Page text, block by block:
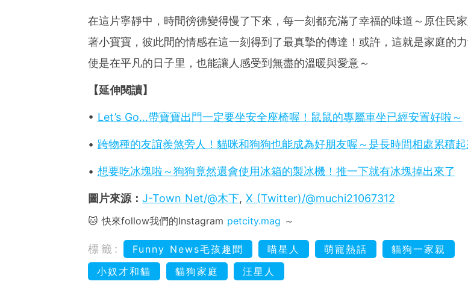
在這片寧靜中，時間徬彿變得慢了下來，每一刻都充滿了幸福的味道～原住民
著小寶寶，彼此間的情感在這一刻得到了最真摯的傳達！或許，這就是家庭的
使是在平凡的日子里，也能讓人感受到無盡的溫暖與愛意～
【延伸閱讀】
• Let’s Go…帶寶寶出門一定要坐安全座椅喔！鼠鼠的專屬車坐已經安置好啦～
• 跨物種的友誼羨煞旁人！貓咪和狗狗也能成為好朋友喔～是長時間相處累積
• 想要吃冰塊啦～狗狗竟然還會使用冰箱的製冰機！推一下就有冰塊掉出來了
圖片來源： J-Town Net/@木下, X (Twitter)/@muchi21067312
🐱 快來follow我們的Instagram petcity.mag ～
標籤: Funny News毛孩趣聞 喵星人 萌寵熱話
貓狗一家親
小奴才和貓
貓狗家庭 汪星人